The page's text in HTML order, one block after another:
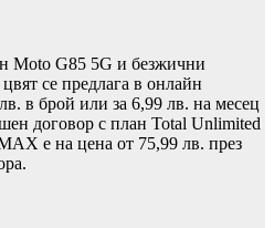
Moto G85 5G и безжични
се предлага в онлайн
в брой или за 6,99 лв. на месец
договор с план Total Unlimited
е на цена от 75,99 лв. през